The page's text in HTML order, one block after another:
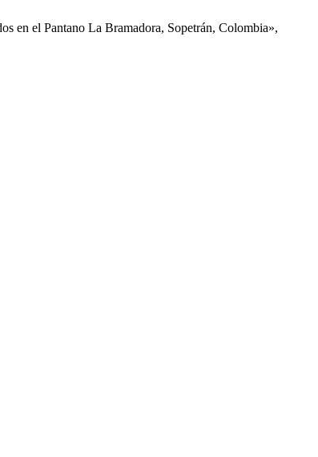
en el Pantano La Bramadora, Sopetrán, Colombia»,